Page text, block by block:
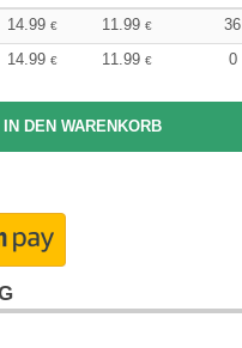
14.99 € 11.99 €
36
14.99 € 11.99 € 0